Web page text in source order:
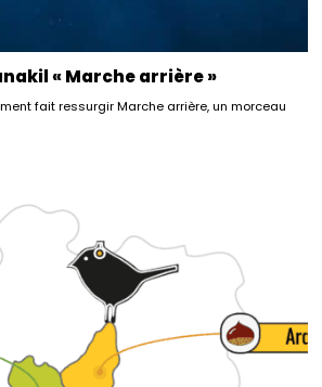
« Marche arrière »
fait ressurgir Marche arrière, un morceau